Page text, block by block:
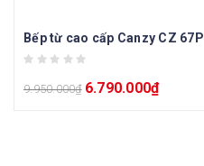
Bếp từ cao cấp Canzy CZ 67P
9.950.000₫ 6.790.000₫